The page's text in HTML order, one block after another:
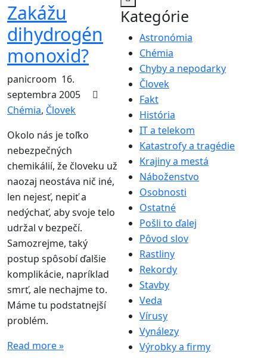
Zakážu
dihydrogén
monoxid?
panicroom 16.
septembra 2005
Chémia, Človek
Okolo nás je toľko
nebezpečných
chemikálií, že človeku už
naozaj neostáva nič iné,
len nejesť, nepiť a
nedýchať, aby svoje telo
udržal v bezpečí.
Samozrejme, taký
postup spôsobí ďalšie
komplikácie, napríklad
smrť, ale nechajme to.
Máme tu podstatnejší
problém.
Read more »
Kategórie
Astronómia
Chémia
Chyby a nepodarky
Človek
Fakt
História
IT a telekom
Katastrofy a tragédie
Krajiny a mestá
Náboženstvo
Osobnosti
Ostatné
Pošli to ďalej
Pôvod slov
Rastliny
Rekordy
Stavby
Veda
Vírusy
Vynálezy
Výrobky a firmy